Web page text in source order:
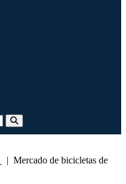
| Mercado de bicicletas de